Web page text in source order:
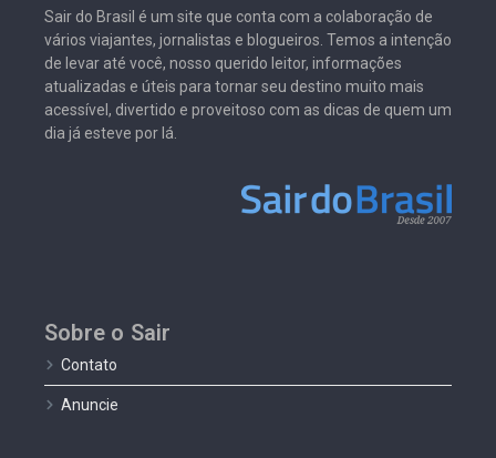
Sair do Brasil é um site que conta com a colaboração de
vários viajantes, jornalistas e blogueiros. Temos a intenção
de levar até você, nosso querido leitor, informações
atualizadas e úteis para tornar seu destino muito mais
acessível, divertido e proveitoso com as dicas de quem um
dia já esteve por lá.
Sobre o Sair
Contato
Anuncie